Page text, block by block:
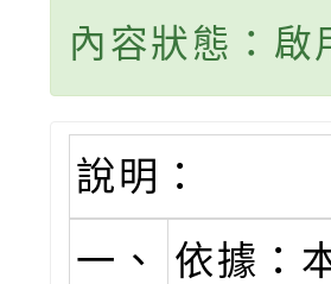
內容狀態：啟
說明：
一、
依據：